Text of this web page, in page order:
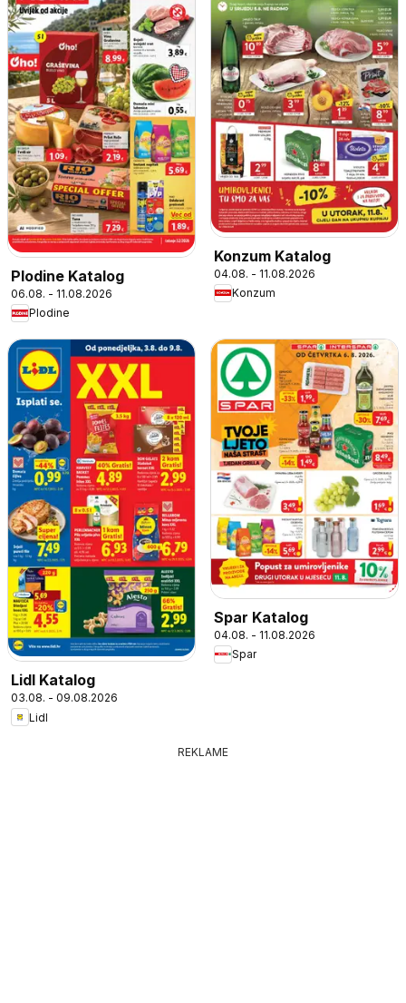
Plodine Katalog
06.08. - 11.08.2026
Plodine
Konzum Katalog
04.08. - 11.08.2026
Konzum
Lidl Katalog
03.08. - 09.08.2026
Lidl
Spar Katalog
04.08. - 11.08.2026
Spar
REKLAME